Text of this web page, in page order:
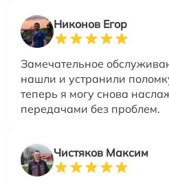
Никонов Егор
Замечательное
нашли и устранили
теперь я могу снова
передачами без проблем.
Чистяков Максим